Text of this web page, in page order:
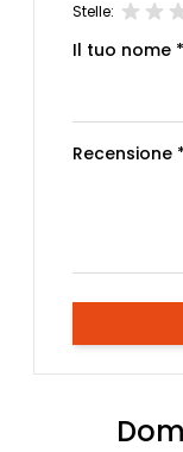
Stelle:
Il tuo nome *
Recensione *